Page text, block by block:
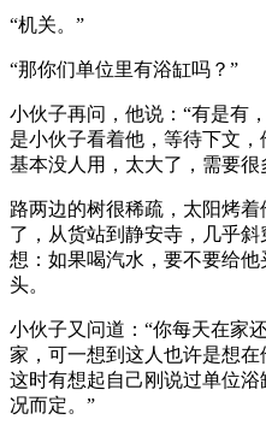
“机关。”
“那你们单位里有浴缸吗？”
小伙子再问，他说：“有是
是小伙子看着他，等待下文
基本没人用，太大了，需要很
路两边的树很稀疏，太阳烤
了，从货站到静安寺，几乎
想：如果喝汽水，要不要给
头。
小伙子又问道：“你每天在家
家，可一想到这人也许是想在
这时有想起自己刚说过单位
况而定。”